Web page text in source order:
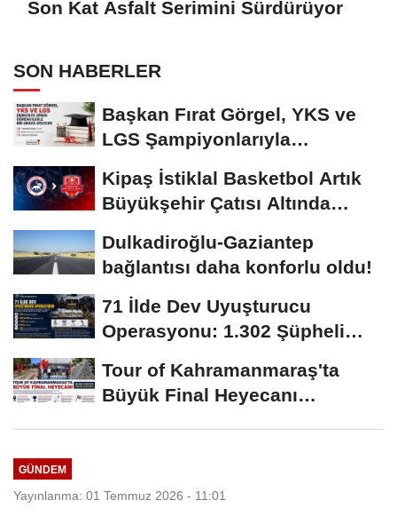
Son Kat Asfalt Serimini Sürdürüyor
SON HABERLER
Başkan Fırat Görgel, YKS ve
LGS Şampiyonlarıyla
Buluşacak
Kipaş İstiklal Basketbol Artık
Büyükşehir Çatısı Altında
Dulkadiroğlu-Gaziantep
bağlantısı daha konforlu oldu!
71 İlde Dev Uyuşturucu
Operasyonu: 1.302 Şüpheli
Tour of Kahramanmaraş'ta
Büyük Final Heyecanı
GÜNDEM
Yayınlanma: 01 Temmuz 2026 - 11:01